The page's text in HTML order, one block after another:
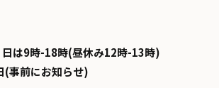
は9時-18時(昼休み12時-13時)
(事前にお知らせ)